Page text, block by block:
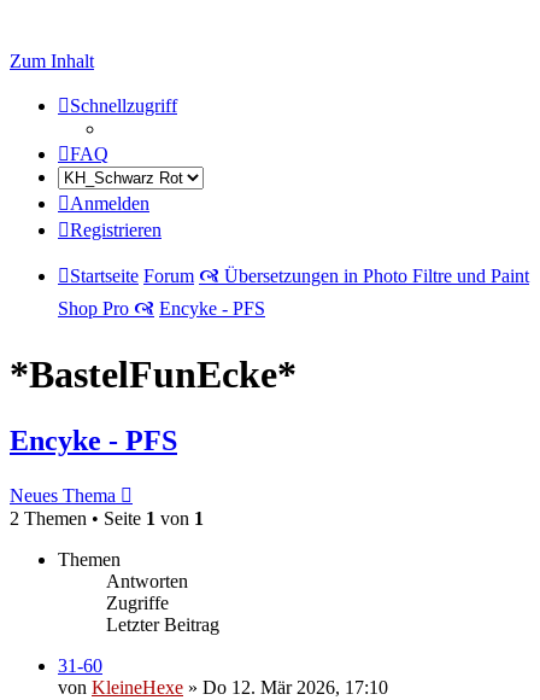
Zum Inhalt
Schnellzugriff
FAQ
Anmelden
Registrieren
Startseite Forum 🙧 Übersetzungen in Photo Filtre und Paint
Shop Pro 🙧 Encyke - PFS
*BastelFunEcke*
Encyke - PFS
Neues Thema
2 Themen • Seite 1 von 1
Themen
Antworten
Zugriffe
Letzter Beitrag
31-60
von KleineHexe » Do 12. Mär 2026, 17:10